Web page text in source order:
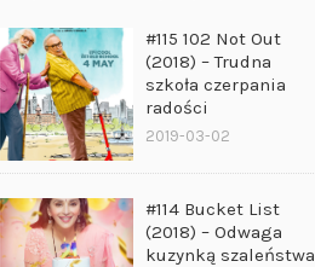
#115 102 Not Out
(2018) – Trudna
szkoła czerpania
radości
2019-03-02
#114 Bucket List
(2018) – Odwaga
kuzynką szaleństwa